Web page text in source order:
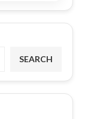
SEARCH